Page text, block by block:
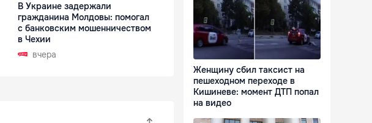
В Украине задержали
гражданина Молдовы: помогал
с банковским мошенничеством
в Чехии
вчера
Женщину сбил таксист на
пешеходном переходе в
Кишиневе: момент ДТП попал
на видео